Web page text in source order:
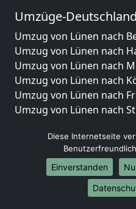
Umzüge-
Umzug von Lünen nach
Umzug von Lünen nach
Umzug von Lünen nach
Umzug von Lünen nach
Umzug von Lünen nach
Umzug von Lünen nach
Umzug von Lünen nach
Umzug von Lünen nach
Umzug von Lünen nach
Umzug von Lünen nach
Umzug von Lünen nach
Diese Internetseite
Einverstanden